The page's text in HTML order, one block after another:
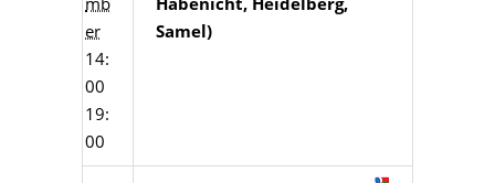
er
14:
00
19:
00
Samel)